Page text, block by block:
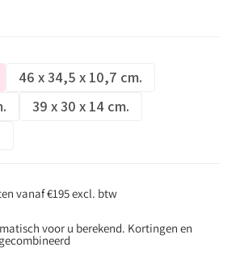
46 x 34,5 x 10,7 cm.
Variant
niet
beschikbaar
39 x 30 x 14 cm.
Variant
of
beschikbaar
vanaf €195 excl. btw
voor u berekend. Kortingen en